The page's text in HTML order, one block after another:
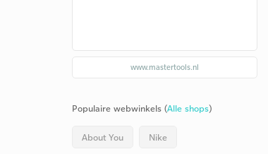
www.mastertools.nl
Populaire webwinkels (Alle shops)
About You Nike